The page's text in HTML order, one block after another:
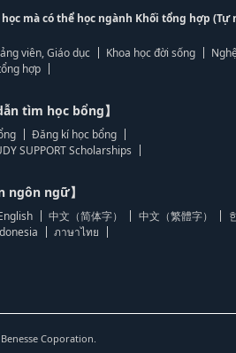
mà có thể học ngành Khối tổng hợp (Tự
viên, Giáo dục
Khoa học đời sống
hợp
tìm học bổng】
Đăng kí học bổng
SUPPORT Scholarships
ngôn ngữ】
中文（简体字） 中文（繁體字）
ภาษาไทย
Coporation.